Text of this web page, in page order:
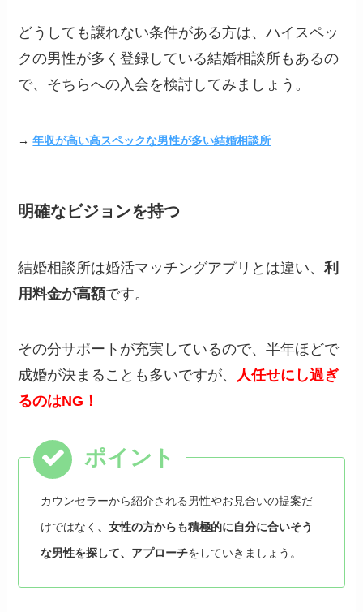
どうしても譲れない条件がある方は、ハイスペッ
クの男性が多く登録している結婚相談所もあるの
で、そちらへの入会を検討してみましょう。
→年収が高い高スペックな男性が多い結婚相談所
明確なビジョンを持つ
結婚相談所は婚活マッチングアプリとは違い、利
用料金が高額です。
その分サポートが充実しているので、半年ほどで
成婚が決まることも多いですが、
人任せにし過ぎ
るのはNG！
カウンセラーから紹介される男性やお見合いの提案だ
けではなく 、女性の方からも積極的に自分に合いそう
な男性を探して、アプローチをしていきましょう。